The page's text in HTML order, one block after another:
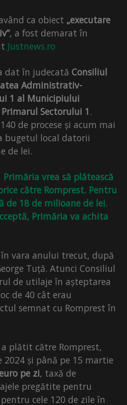
ca obiect „executare
, a fost demarat în
Justnews.ro
dat în judecată Consiliul
Administrativ-
1 al Municipiului
Primarul Sectorului 1.
de procese și acum mai
bugetul local datorii
de lei.
vrea să plătească
către Romprest. Pentru
de 18 de milioane de lei.
Primăria va achita
vara anului trecut, după
Tuță. Atunci Consiliul
de utilaje în așteptarea
de 40 cât erau
semnat cu Romprest în
plătit către Romprest,
și până pe 15 martie
pe zi, taxă de
pregătite pentru
cele 120 de zile în